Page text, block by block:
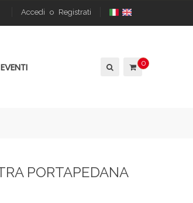
Accedi o Registrati
0
EVENTI
PORTAPEDANA